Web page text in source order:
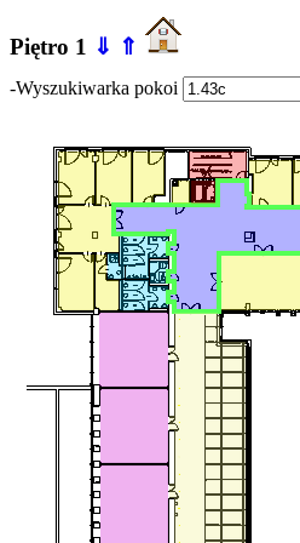
Piętro 1 ⇓ ⇑
-Wyszukiwarka pokoi